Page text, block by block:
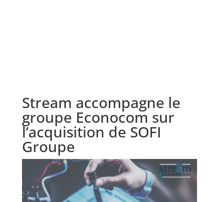
Stream accompagne le
groupe Econocom sur
l’acquisition de SOFI
Groupe